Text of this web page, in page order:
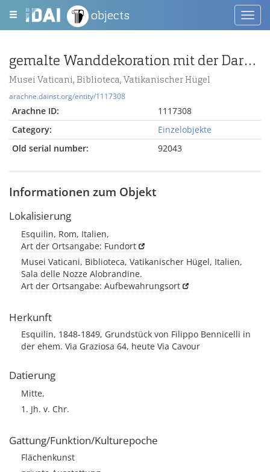
objects
gemalte Wanddekoration mit der Darstellung von Odysseelandschaften und architektonischen Baugliedern
Musei Vaticani, Biblioteca, Vatikanischer Hügel
arachne.dainst.org/entity/1117308
Arachne ID:
1117308
Category:
Einzelobjekte
Old serial number:
92043
Informationen zum Objekt
Lokalisierung
Esquilin, Rom, Italien,
Art der Ortsangabe: Fundort
Musei Vaticani, Biblioteca, Vatikanischer Hügel, Italien,
Sala delle Nozze Alobrandine.
Art der Ortsangabe: Aufbewahrungsort
Herkunft
Esquilin, 1848-1849, Grundstück von Filippo Bennicelli in
der ehem. Via Graziosa 64, heute Via Cavour
Datierung
Mitte,
1. Jh. v. Chr.
Gattung/Funktion/Kulturepoche
Flächenkunst